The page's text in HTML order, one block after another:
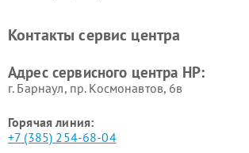
Контакты сервис центра
Адрес сервисного центра HP:
г. Барнаул, ​пр. Космонавтов, 6в
Горячая линия:
+7 (385) 254-68-04